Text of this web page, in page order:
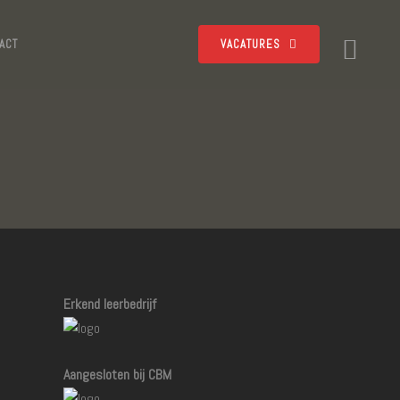
VACATURES
Erkend leerbedrijf
Aangesloten bij CBM